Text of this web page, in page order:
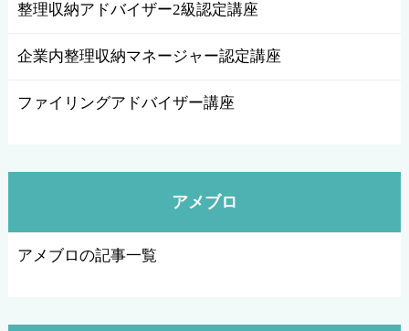
整理収納アドバイザー2級認定講座
企業内整理収納マネージャー認定講座
ファイリングアドバイザー講座
アメブロ
アメブロの記事一覧